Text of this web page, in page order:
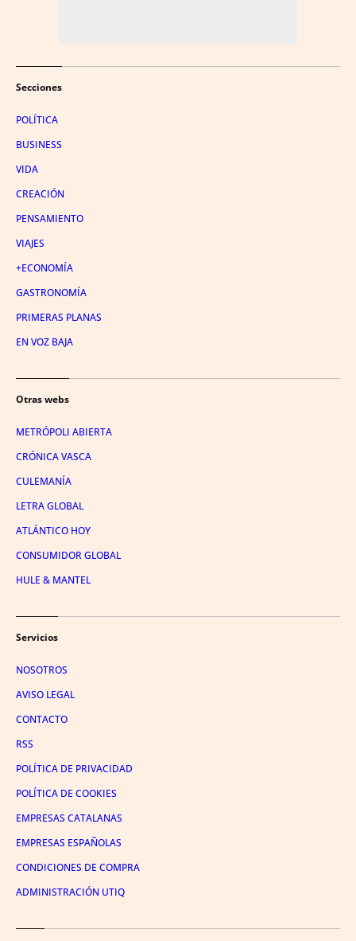
Secciones
POLÍTICA
BUSINESS
VIDA
CREACIÓN
PENSAMIENTO
VIAJES
+ECONOMÍA
GASTRONOMÍA
PRIMERAS PLANAS
EN VOZ BAJA
Otras webs
METRÓPOLI ABIERTA
CRÓNICA VASCA
CULEMANÍA
LETRA GLOBAL
ATLÁNTICO HOY
CONSUMIDOR GLOBAL
HULE & MANTEL
Servicios
NOSOTROS
AVISO LEGAL
CONTACTO
RSS
POLÍTICA DE PRIVACIDAD
POLÍTICA DE COOKIES
EMPRESAS CATALANAS
EMPRESAS ESPAÑOLAS
CONDICIONES DE COMPRA
ADMINISTRACIÓN UTIQ